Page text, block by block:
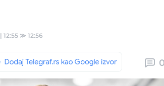
12:55 ≫ 12:56
0